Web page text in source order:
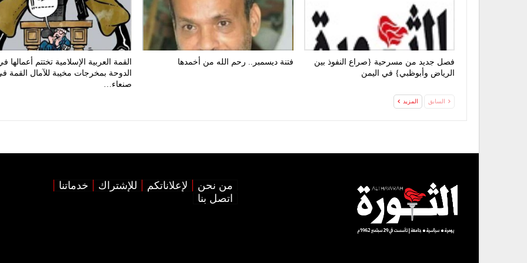
فصل جديد من مسرحية {صراع النفوذ بين
الرياض وأبوظبي} في اليمن
فتنة ديسمبر.. رحم الله من أخمدها
القمة العربية الإسلامية تختتم أعمالها
الدوحة بمخرجات مخيبة للآمال القمة
صنعاء…
السابق المزيد
من نحن لإعلاناتكم للإشتراك
خدماتنا
اتصل بنا